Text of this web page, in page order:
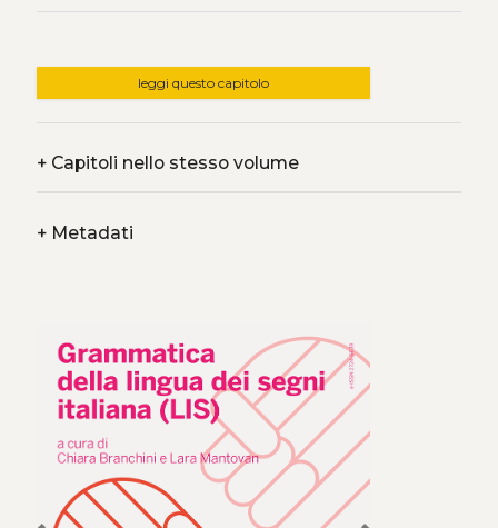
leggi questo capitolo
+Capitoli nello stesso volume
+Metadati